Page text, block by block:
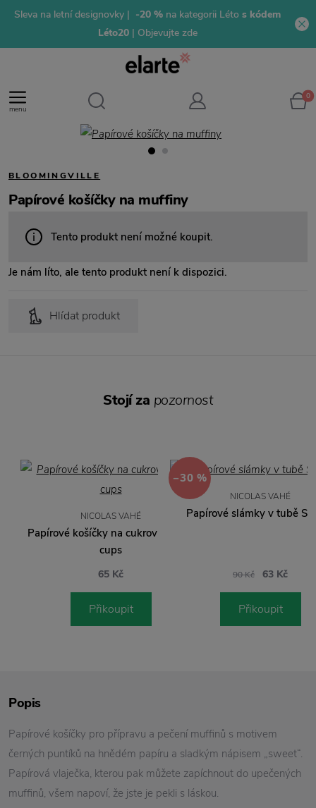
Sleva na letní designovky | -20 % na kategorii Léto s kódem
Léto20 | Objevujte zde
menu
0
BLOOMINGVILLE
Papírové košíčky na muffiny
Tento produkt není možné koupit.
Je nám líto, ale tento produkt není k dispozici.
Hlídat produkt
Popis
Papírové košíčky pro přípravu a pečení muffinů s motivem
černých puntíků na hnědém papíru a sladkým nápisem „sweet“.
Papírová vlaječka, kterou pak můžete zapíchnout do upečených
muffinů, všem napoví, že jste je pekli s láskou.
Stojí za pozornost
NICOLAS VAHÉ
Papírové košíčky na cukroví Candy
cups
65 Kč
Přikoupit
−30 %
NICOLAS VAHÉ
Papírové slámky v tubě
90 Kč 63 Kč
Přikoupit